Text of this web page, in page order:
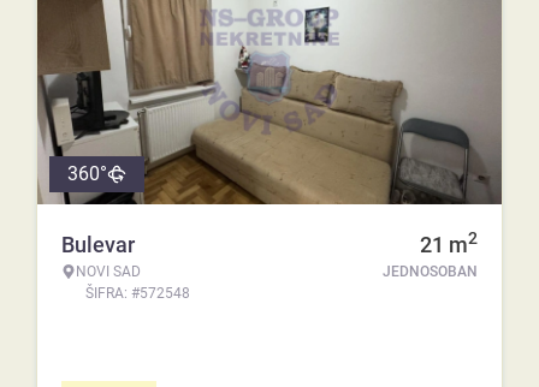
360°
Bulevar
NOVI SAD
ŠIFRA: #572548
21 m2
JEDNOSOBAN